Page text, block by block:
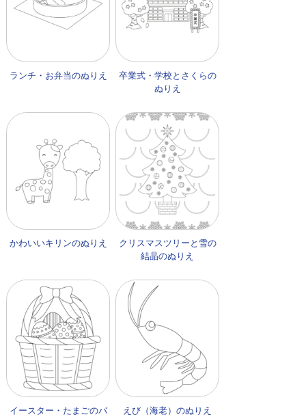
ランチ・お弁当のぬりえ
卒業式・学校とさくらの
ぬりえ
かわいいキリンのぬりえ
クリスマスツリーと雪の
結晶のぬりえ
イースター・たまごのバ
えび（海老）のぬりえ